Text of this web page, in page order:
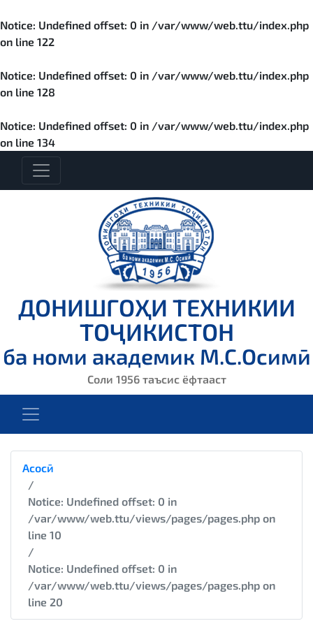
Notice: Undefined offset: 0 in /var/www/web.ttu/index.php
on line 122
Notice: Undefined offset: 0 in /var/www/web.ttu/index.php
on line 128
Notice: Undefined offset: 0 in /var/www/web.ttu/index.php
on line 134
ДОНИШГОҲИ ТЕХНИКИИ
ТОҶИКИСТОН
ба номи академик М.С.Осимӣ
Соли 1956 таъсис ёфтааст
Асосӣ
Notice: Undefined offset: 0 in
/var/www/web.ttu/views/pages/pages.php on
line 10
Notice: Undefined offset: 0 in
/var/www/web.ttu/views/pages/pages.php on
line 20